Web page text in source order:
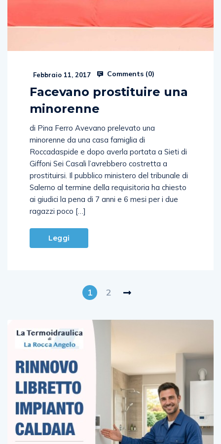
Febbraio 11, 2017 Comments (0)
Facevano prostituire una
minorenne
di Pina Ferro Avevano prelevato una
minorenne da una casa famiglia di
Roccadaspide e dopo averla portata a Sieti di
Giffoni Sei Casali l’avrebbero costretta a
prostituirsi. Il pubblico ministero del tribunale di
Salerno al termine della requisitoria ha chiesto
ai giudici la pena di 7 anni e 6 mesi per i due
ragazzi poco […]
Leggi
1 2